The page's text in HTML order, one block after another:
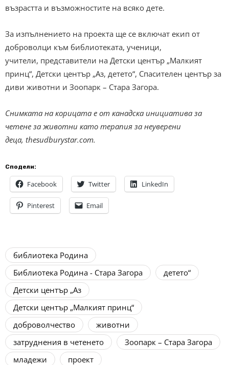
възрастта и възможностите на всяко дете.
За изпълнението на проекта ще се включат екип от
доброволци към библиотеката, ученици,
учители, представители на Детски център „Малкият
принц“, Детски център „Аз, детето“, Спасителен център за
диви животни и Зоопарк – Стара Загора.
Снимката на корицата е от канадска инициатива за
четене за животни като терапия за неуверени
деца, thesudburystar.com.
Сподели:
Facebook Twitter LinkedIn
Pinterest Email
библиотека Родина
Библиотека Родина - Стара Загора
детето“
Детски център „Аз
Детски център „Малкият принц“
доброволчество
животни
затруднения в четенето
Зоопарк – Стара Загора
младежи
проект